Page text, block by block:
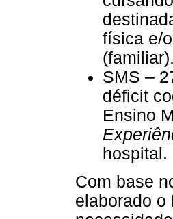
física e/
(familiar).
SMS –
déficit
Ensino
hospital.
Com base
elaborado o